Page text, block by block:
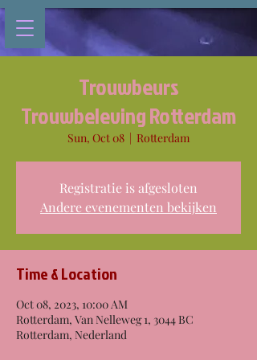
Trouwbeurs
Trouwbeleving Rotterdam
Sun, Oct 08
  |
Rotterdam
Registratie is afgesloten
Andere evenementen bekijken
Time & Location
Oct 08, 2023, 10:00 AM
Rotterdam, Van Nelleweg 1, 3044 BC
Rotterdam, Nederland